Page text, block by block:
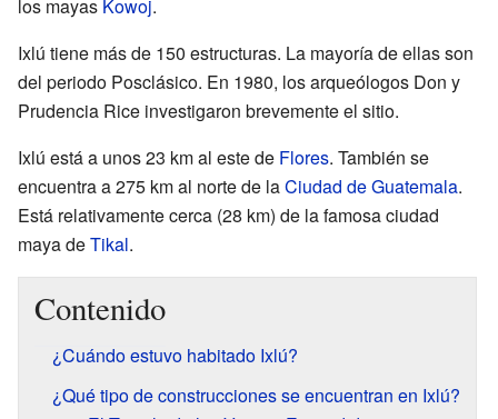
los mayas Kowoj.
Ixlú tiene más de 150 estructuras. La mayoría de ellas son
del periodo Posclásico. En 1980, los arqueólogos Don y
Prudencia Rice investigaron brevemente el sitio.
Ixlú está a unos 23 km al este de Flores. También se
encuentra a 275 km al norte de laCiudad de Guatemala.
Está relativamente cerca (28 km) de la famosa ciudad
maya deTikal.
Contenido
¿Cuándo estuvo habitado Ixlú?
¿Qué tipo de construcciones se encuentran en Ixlú?